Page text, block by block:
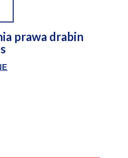
prawa drabin